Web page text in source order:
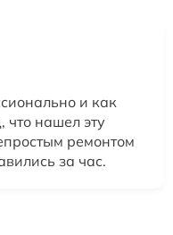
и как
что нашел эту
ремонтом
за час.